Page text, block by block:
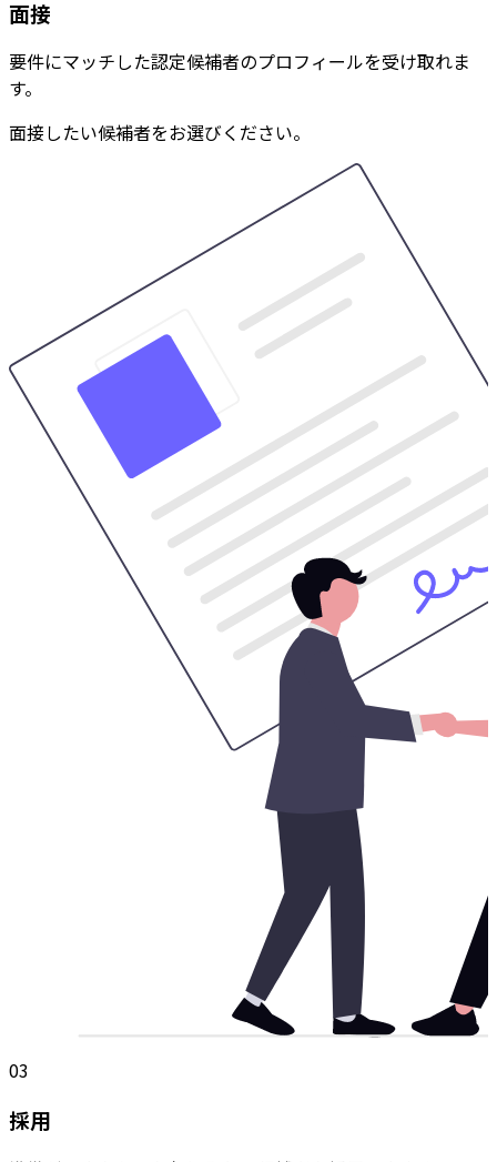
面接
要件にマッチした認定候補者のプロフィールを受け取れま
す。
面接したい候補者をお選びください。
03
採用